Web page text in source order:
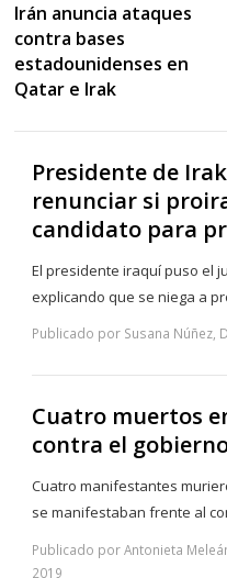
Irán anuncia ataques
contra bases
estadounidenses en
Qatar e Irak
Presidente de
renunciar si
candidato para
El presidente iraquí puso el
explicando que se niega a
Publicado por Susana Núñez,
Cuatro muertos
contra el
Cuatro manifestantes
se manifestaban frente al
Publicado por Antonieta
2019